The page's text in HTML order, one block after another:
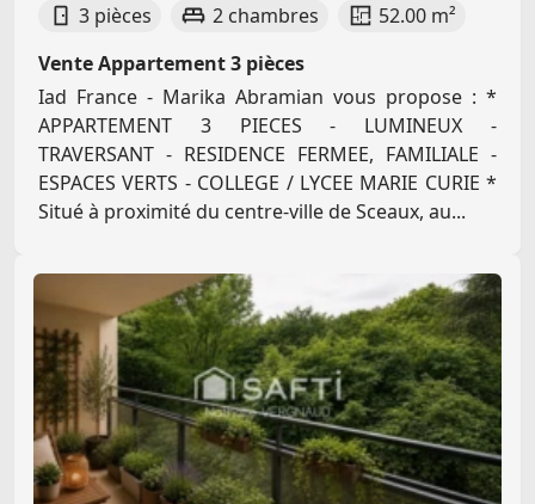
3 pièces 2 chambres
52.00 m²
Vente Appartement 3 pièces
Iad France - Marika Abramian vous propose : *
APPARTEMENT 3 PIECES - LUMINEUX -
TRAVERSANT - RESIDENCE FERMEE, FAMILIALE -
ESPACES VERTS - COLLEGE / LYCEE MARIE CURIE *
Situé à proximité du centre-ville de Sceaux, au...